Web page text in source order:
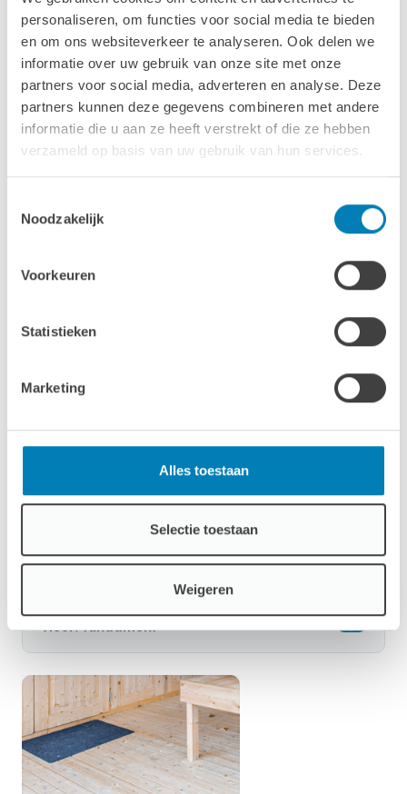
personaliseren, om functies voor social media te bieden
en om ons websiteverkeer te analyseren. Ook delen we
informatie over uw gebruik van onze site met onze
partners voor social media, adverteren en analyse. Deze
partners kunnen deze gegevens combineren met andere
informatie die u aan ze heeft verstrekt of die ze hebben
verzameld op basis van uw gebruik van hun services.
Noodzakelijk
Voorkeuren
Statistieken
Marketing
Alles toestaan
Selectie toestaan
Weigeren
Oppervlakte
11 m2
Wanddikte
28 mm
Ramen & deuren
Behandeling
geïmpregneerd, exterieur gecoat en compleet gecoat,
met standaard twee lagen coating vanaf de fabriek voor
Opties
Vloer/fundament